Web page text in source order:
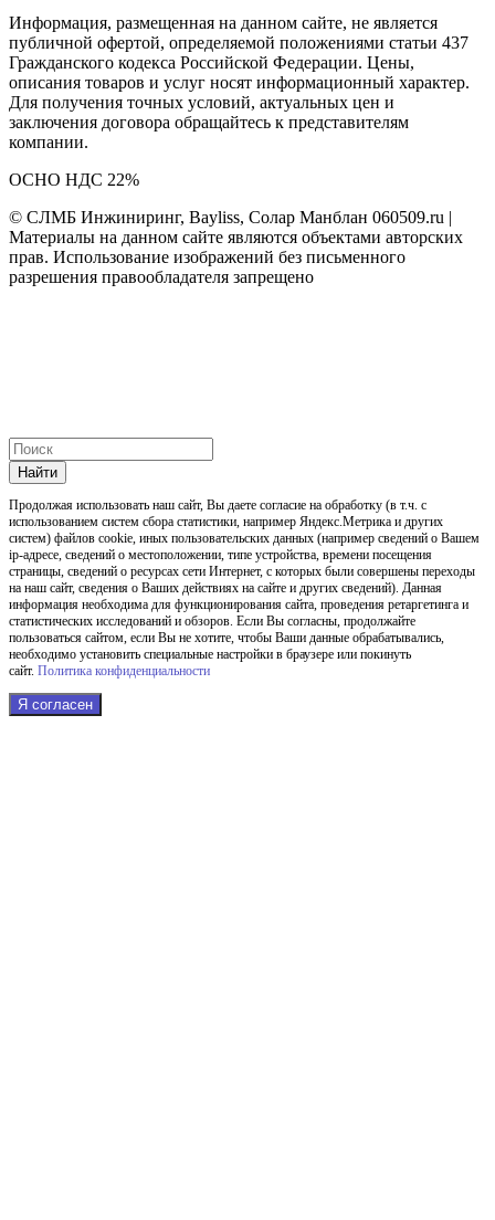
Информация, размещенная на данном сайте, не является
публичной офертой, определяемой положениями статьи 437
Гражданского кодекса Российской Федерации. Цены,
описания товаров и услуг носят информационный характер.
Для получения точных условий, актуальных цен и
заключения договора обращайтесь к представителям
компании.
ОСНО НДС 22%
© СЛМБ Инжиниринг, Bayliss, Солар Манблан 060509.ru |
Материалы на данном сайте являются объектами авторских
прав. Использование изображений без письменного
разрешения правообладателя запрещено
Найти
Продолжая использовать наш cайт, Вы даете согласие на обработку (в т.ч. с
использованием систем сбора статистики, например Яндекс.Метрика и других
систем) файлов cookie, иных пользовательских данных (например сведений о Вашем
ip-адресе, сведений о местоположении, типе устройства, времени посещения
страницы, сведений о ресурсах сети Интернет, с которых были совершены переходы
на наш сайт, сведения о Ваших действиях на сайте и других сведений). Данная
информация необходима для функционирования сайта, проведения ретаргетинга и
статистических исследований и обзоров. Если Вы согласны, продолжайте
пользоваться сайтом, если Вы не хотите, чтобы Ваши данные обрабатывались,
необходимо установить специальные настройки в браузере или покинуть
сайт. Политика конфиденциальности
Я согласен